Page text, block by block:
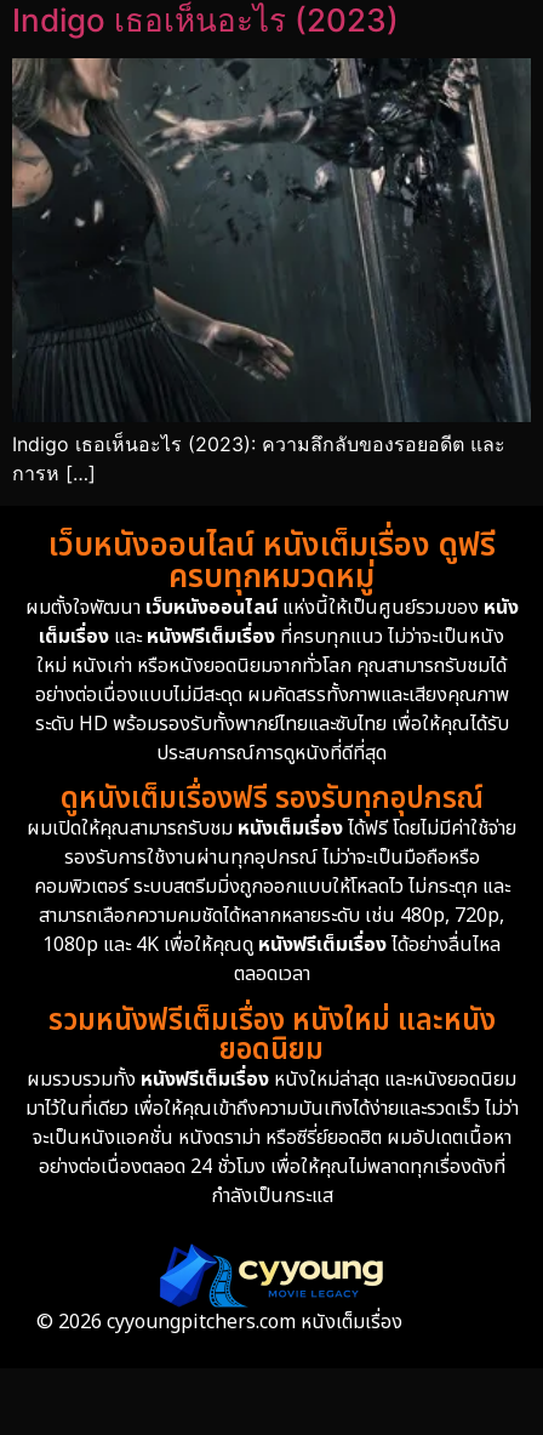
Indigo เธอเห็นอะไร (2023)
Indigo เธอเห็นอะไร (2023): ความลึกลับของรอยอดีต และ
การห […]
เว็บหนังออนไลน์ หนังเต็มเรื่อง ดูฟรี
ครบทุกหมวดหมู่
ผมตั้งใจพัฒนา เว็บหนังออนไลน์แห่งนี้ให้เป็นศูนย์รวมของ หนัง
เต็มเรื่อง และหนังฟรีเต็มเรื่อง ที่ครบทุกแนว ไม่ว่าจะเป็นหนัง
ใหม่ หนังเก่า หรือหนังยอดนิยมจากทั่วโลก คุณสามารถรับชมได้
อย่างต่อเนื่องแบบไม่มีสะดุด ผมคัดสรรทั้งภาพและเสียงคุณภาพ
ระดับ HD พร้อมรองรับทั้งพากย์ไทยและซับไทย เพื่อให้คุณได้รับ
ประสบการณ์การดูหนังที่ดีที่สุด
ดูหนังเต็มเรื่องฟรี รองรับทุกอุปกรณ์
ผมเปิดให้คุณสามารถรับชม หนังเต็มเรื่องได้ฟรี โดยไม่มีค่าใช้จ่าย
รองรับการใช้งานผ่านทุกอุปกรณ์ ไม่ว่าจะเป็นมือถือหรือ
คอมพิวเตอร์ ระบบสตรีมมิ่งถูกออกแบบให้โหลดไว ไม่กระตุก และ
สามารถเลือกความคมชัดได้หลากหลายระดับ เช่น 480p, 720p,
1080p และ 4K เพื่อให้คุณดูหนังฟรีเต็มเรื่องได้อย่างลื่นไหล
ตลอดเวลา
รวมหนังฟรีเต็มเรื่อง หนังใหม่ และหนัง
ยอดนิยม
ผมรวบรวมทั้ง หนังฟรีเต็มเรื่อง หนังใหม่ล่าสุด และหนังยอดนิยม
มาไว้ในที่เดียว เพื่อให้คุณเข้าถึงความบันเทิงได้ง่ายและรวดเร็ว ไม่ว่า
จะเป็นหนังแอคชั่น หนังดราม่า หรือซีรี่ย์ยอดฮิต ผมอัปเดตเนื้อหา
อย่างต่อเนื่องตลอด 24 ชั่วโมง เพื่อให้คุณไม่พลาดทุกเรื่องดังที่
กำลังเป็นกระแส
© 2026 cyyoungpitchers.com หนังเต็มเรื่อง